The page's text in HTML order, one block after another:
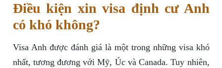
Điều kiện xin visa định cư Anh
có khó không?
Visa Anh được đánh giá là một trong những visa khó
nhất, tương đương với Mỹ, Úc và Canada. Tuy nhiên,